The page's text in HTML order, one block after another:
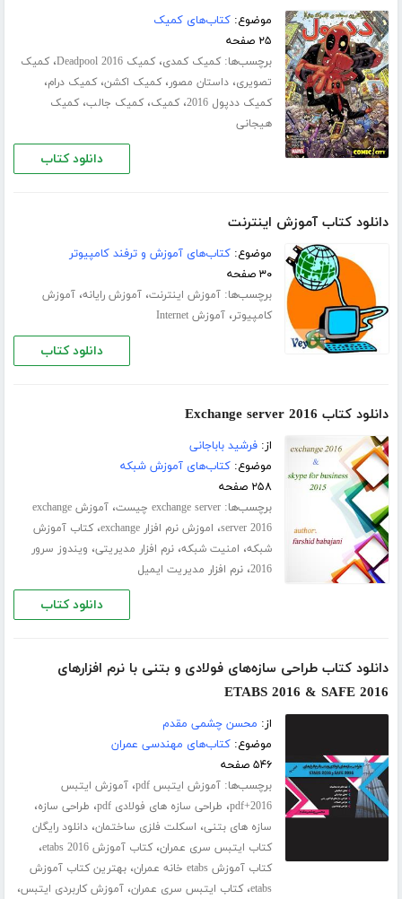
موضوع:کتاب‌های کمیک
۲۵ صفحه
برچسب‌ها:کمیک کمدی،کمیک Deadpool 2016 ،کمیک
تصویری،داستان مصور،کمیک اکشن،کمیک درام،
کمیک ددپول 2016 ،کمیک،کمیک جالب،کمیک
هیجانی
دانلود کتاب
دانلود کتاب آموزش اینترنت
موضوع:کتاب‌های آموزش و ترفند کامپیوتر
۳۰ صفحه
برچسب‌ها:آموزش اینترنت،آموزش رایانه،آموزش
کامپیوتر،آموزش Internet
دانلود کتاب
دانلود کتاب Exchange server 2016
از:فرشید باباجانی
موضوع:کتاب‌های آموزش شبکه
۲۵۸ صفحه
برچسب‌ها:exchange server چیست ،
آموزش exchange
server 2016، اموزش نرم افزار exchange ،کتاب آموزش
شبکه، امنیت شبکه،نرم افزار مدیریتی، ویندوز سرور
2016،نرم افزار مدیریت ایمیل
دانلود کتاب
دانلود کتاب طراحی سازه‌های فولادی و بتنی با نرم افزارهای
ETABS 2016 & SAFE 2016
از: محسن چشمی مقدم
موضوع:کتاب‌های مهندسی عمران
۵۴۶ صفحه
برچسب‌ها:آموزش ایتبس pdf ،آموزش ایتبس
2016+pdf
، طراحی سازه های فولادی pdf ، طراحی سازه،
سازه های بتنی، اسکلت فلزی ساختمان،دانلود رایگان
کتاب ایتبس سری عمران،کتاب آموزش etabs 2016 ،
کتاب آموزش etabs خانه عمران ،بهترین کتاب آموزش
etabs،کتاب ایتبس سری عمران،آموزش کاربردی ایتبس،